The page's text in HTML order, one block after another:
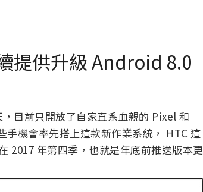
提供升級 Android 8.0
目前只開放了自家直系血親的 Pixel 和
機會率先搭上這款新作業系統， HTC 這
2017 年第四季，也就是年底前推送版本更